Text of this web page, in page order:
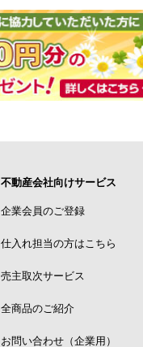
不動産会社向けサービス
企業会員のご登録
仕入れ担当の方はこちら
売主取次サービス
全商品のご紹介
お問い合わせ（企業用）